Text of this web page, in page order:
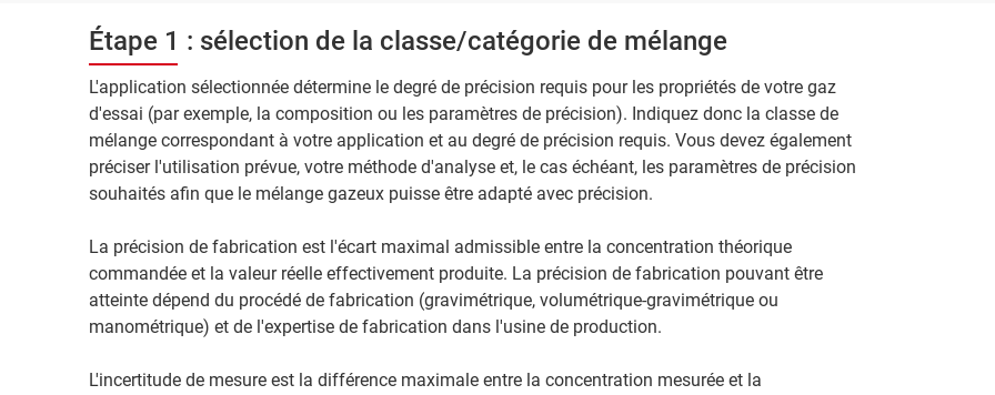
Étape 1 : sélection de la classe/catégorie de mélange
L'application sélectionnée détermine le degré de précision requis pour les propriétés de votre gaz
d'essai (par exemple, la composition ou les paramètres de précision). Indiquez donc la classe de
mélange correspondant à votre application et au degré de précision requis. Vous devez également
préciser l'utilisation prévue, votre méthode d'analyse et, le cas échéant, les paramètres de précision
souhaités afin que le mélange gazeux puisse être adapté avec précision.
La précision de fabrication est l'écart maximal admissible entre la concentration théorique
commandée et la valeur réelle effectivement produite. La précision de fabrication pouvant être
atteinte dépend du procédé de fabrication (gravimétrique, volumétrique-gravimétrique ou
manométrique) et de l'expertise de fabrication dans l'usine de production.
L'incertitude de mesure est la différence maximale entre la concentration mesurée et la